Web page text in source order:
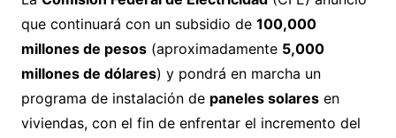
que continuará con un subsidio de 100,000
millones de pesos(aproximadamente 5,000
millones de dólares) y pondrá en marcha un
programa de instalación de paneles solaresen
viviendas, con el fin de enfrentar el incremento del